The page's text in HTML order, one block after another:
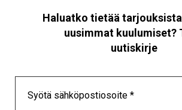
Haluatko tietää
uusimmat kuulumiset?
uutiskirje